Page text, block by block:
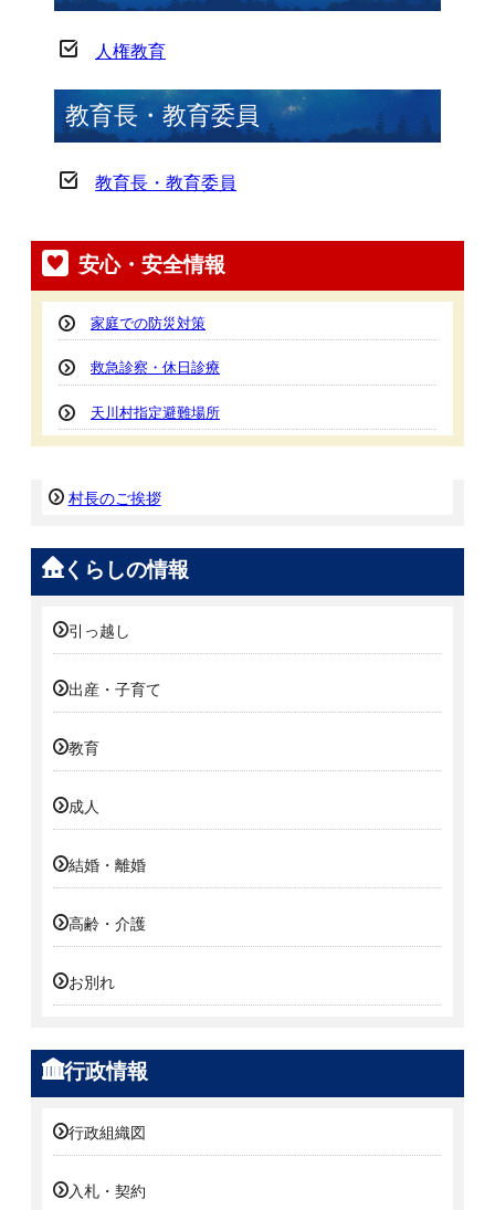
人権教育
教育長・教育委員
教育長・教育委員
安心・安全情報
家庭での防災対策
救急診察・休日診療
天川村指定避難場所
村長のご挨拶
くらしの情報
引っ越し
出産・子育て
教育
成人
結婚・離婚
高齢・介護
お別れ
行政情報
行政組織図
入札・契約